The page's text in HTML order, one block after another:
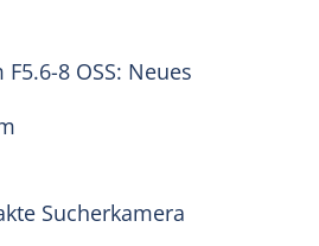
8 OSS: Neues
Sucherkamera